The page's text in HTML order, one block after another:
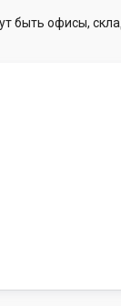
быть офисы,